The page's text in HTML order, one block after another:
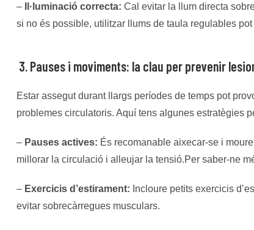
– l·l uminació correcta: Cal evitar la llum directa
si no és possible, utilitzar llums de taula regulables
3. Pauses i moviments: la clau per prevenir
Estar assegut durant llargs períodes de temps pot
problemes circulatoris. Aquí tens algunes estratègies
– Pauses actives: És recomanable aixecar-se i
millorar la circulació i alleujar la tensió.Per saber-ne
– Exercicis d’estirament: Incloure petits exercicis
evitar sobrecàrregues musculars.